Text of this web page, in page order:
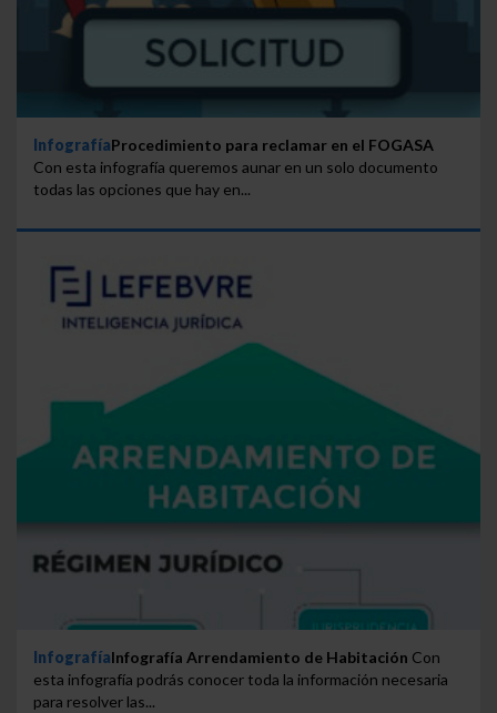
InfografíaProcedimiento para reclamar en el FOGASA
Con esta infografía queremos aunar en un solo documento
todas las opciones que hay en...
InfografíaInfografía Arrendamiento de Habitación Con
esta infografía podrás conocer toda la información necesaria
para resolver las...